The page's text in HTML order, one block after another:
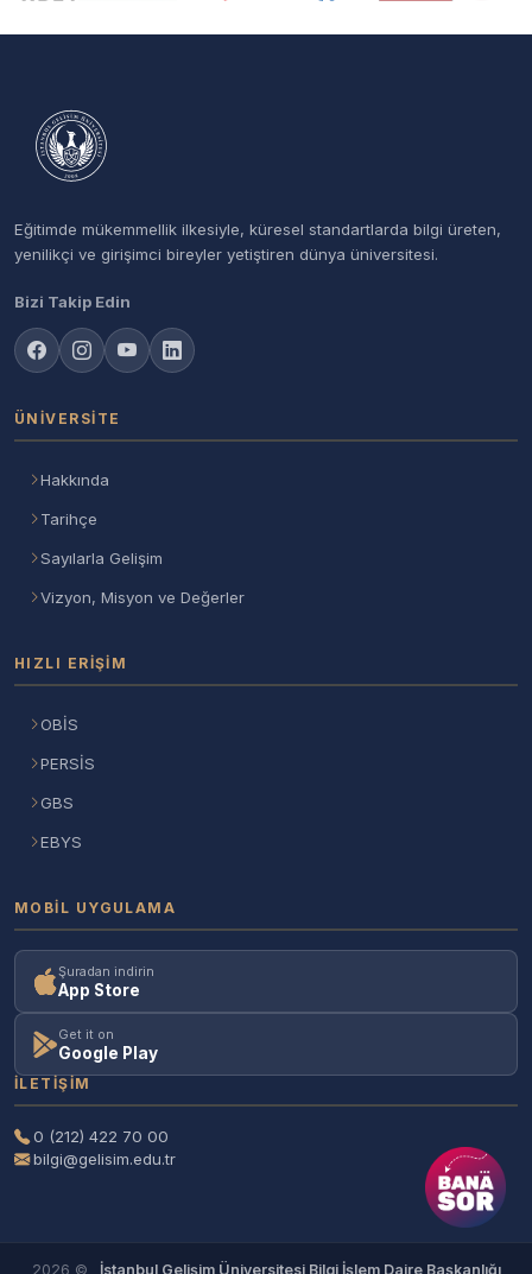
Eğitimde mükemmellik ilkesiyle, küresel standartlarda bilgi üreten,
yenilikçi ve girişimci bireyler yetiştiren dünya üniversitesi.
Bizi Takip Edin
ÜNIVERSITE
Hakkında
Tarihçe
Sayılarla Gelişim
Vizyon, Misyon ve Değerler
HIZLI ERIŞIM
OBİS
PERSİS
GBS
EBYS
MOBIL UYGULAMA
Şuradan indirin
App Store
Get it on
Google Play
İLETIŞIM
0 (212) 422 70 00
bilgi@gelisim.edu.tr
2026 © İstanbul Gelişim Üniversitesi Bilgi İşlem Daire Başkanlığı